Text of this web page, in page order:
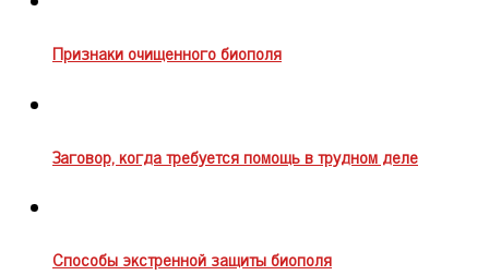
Признаки очищенного биополя
Заговор, когда требуется помощь в трудном деле
Способы экстренной защиты биополя